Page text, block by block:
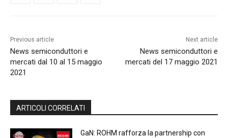
Previous article
News semiconduttori e
mercati dal 10 al 15 maggio
2021
Next article
News semiconduttori e
mercati del 17 maggio 2021
ARTICOLI CORRELATI
GaN: ROHM rafforza la partnership con